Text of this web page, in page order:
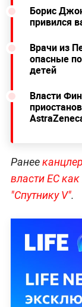
Борис
привился
Врачи из
опасные
детей
Власти
Ранее
власти ЕС
"Спутнику V".